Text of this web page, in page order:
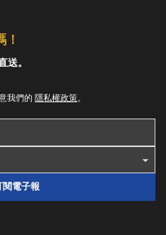
送。
我們的 隱私權政策。
閱電子報